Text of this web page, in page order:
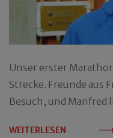
Unser erster
Strecke. Freunde aus
Besuch, und Manfred
WEITERLESEN